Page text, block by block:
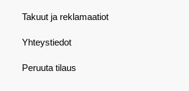
Takuut ja reklamaatiot
Yhteystiedot
Peruuta tilaus